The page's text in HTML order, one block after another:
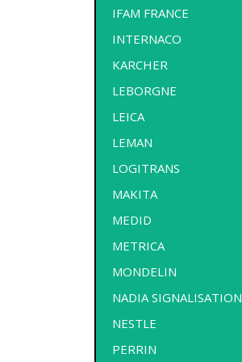
IFAM FRANCE
INTERNACO
KARCHER
LEBORGNE
LEICA
LEMAN
LOGITRANS
MAKITA
MEDID
METRICA
MONDELIN
NADIA SIGNALISATION
NESTLE
PERRIN